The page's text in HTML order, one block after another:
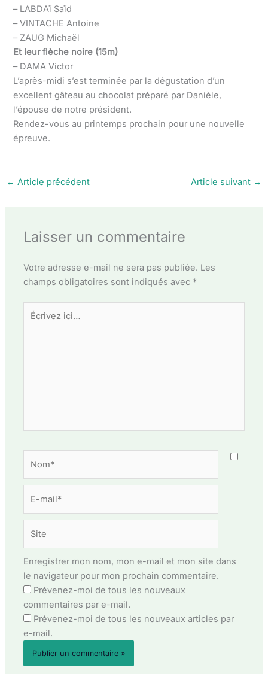
– LABDAï Saïd
– VINTACHE Antoine
– ZAUG Michaël
Et leur flèche noire (15m)
– DAMA Victor
L’après-midi s’est terminée par la dégustation d’un
excellent gâteau au chocolat préparé par Danièle,
l’épouse de notre président.
Rendez-vous au printemps prochain pour une nouvelle
épreuve.
← Article précédent Article suivant →
Laisser un commentaire
Votre adresse e-mail ne sera pas publiée. Les
champs obligatoires sont indiqués avec *
Écrivez
mail*
Enregistrer mon nom, mon e-mail et mon site dans
le navigateur pour mon prochain commentaire.
Prévenez-moi de tous les nouveaux
commentaires par e-mail.
Prévenez-moi de tous les nouveaux articles par
e-mail.